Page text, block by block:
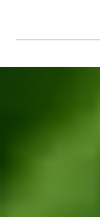
ai giorni